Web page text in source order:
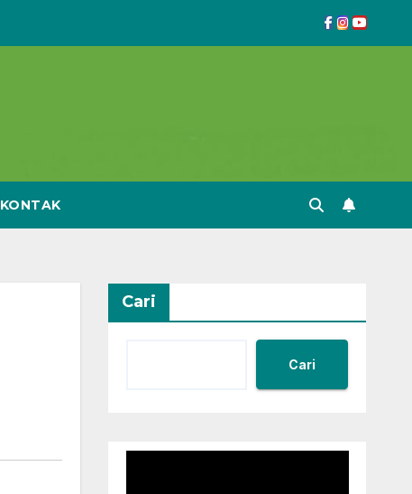
KONTAK
Cari
Cari